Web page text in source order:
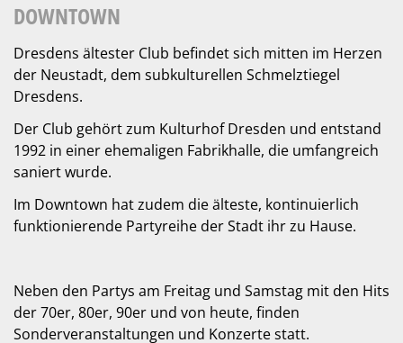
DOWNTOWN
Dresdens ältester Club befindet sich mitten im Herzen
der Neustadt, dem subkulturellen Schmelztiegel
Dresdens.
Der Club gehört zum Kulturhof Dresden und entstand
1992 in einer ehemaligen Fabrikhalle, die umfangreich
saniert wurde.
Im Downtown hat zudem die älteste, kontinuierlich
funktionierende Partyreihe der Stadt ihr zu Hause.
Neben den Partys am Freitag und Samstag mit den Hits
der 70er, 80er, 90er und von heute, finden
Sonderveranstaltungen und Konzerte statt.